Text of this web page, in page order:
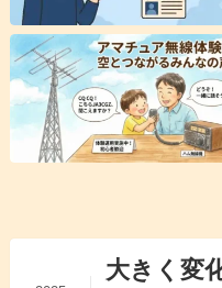
大きく変